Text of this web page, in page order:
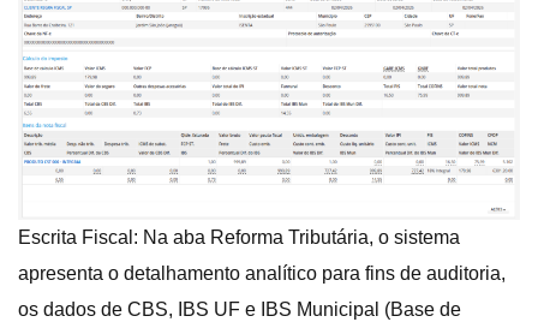
Escrita Fiscal: Na aba Reforma Tributária, o sistema
apresenta o detalhamento analítico para fins de auditoria,
os dados de CBS, IBS UF e IBS Municipal (Base de